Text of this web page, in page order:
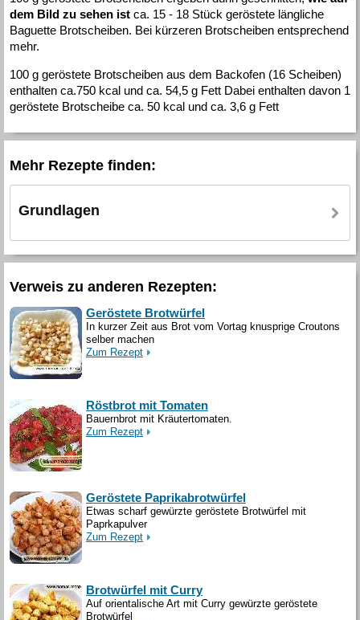
dem Bild zu sehen ist ca. 15 - 18 Stück geröstete längliche
Baguette Brotscheiben. Bei kürzeren Brotscheiben entsprechend
mehr.
100 g geröstete Brotscheiben aus dem Backofen (16 Scheiben)
enthalten ca.750 kcal und ca. 54,5 g Fett Dabei enthalten davon 1
geröstete Brotscheibe ca. 50 kcal und ca. 3,6 g Fett
Mehr Rezepte finden:
Grundlagen
Verweis zu anderen Rezepten:
Geröstete Brotwürfel
In kurzer Zeit aus Brot vom Vortag knusprige Croutons
selber machen
Zum Rezept
Röstbrot mit Tomaten
Bauernbrot mit Kräutertomaten.
Zum Rezept
Geröstete Paprikabrotwürfel
Etwas scharf gewürzte geröstete Brotwürfel mit
Paprkapulver
Zum Rezept
Brotwürfel mit Curry
Auf orientalische Art mit Curry gewürzte geröstete
Brotwürfel